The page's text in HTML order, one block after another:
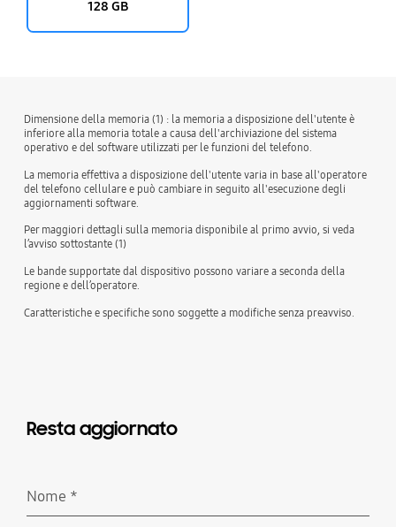
128 GB
Dimensione della memoria (1) : la memoria a disposizione dell'utente è
inferiore alla memoria totale a causa dell'archiviazione del sistema
operativo e del software utilizzati per le funzioni del telefono.
La memoria effettiva a disposizione dell'utente varia in base all'operatore
del telefono cellulare e può cambiare in seguito all'esecuzione degli
aggiornamenti software.
Per maggiori dettagli sulla memoria disponibile al primo avvio, si veda
l’avviso sottostante (1)
Le bande supportate dal dispositivo possono variare a seconda della
regione e dell’operatore.
Caratteristiche e specifiche sono soggette a modifiche senza preavviso.
Resta aggiornato
Nome *